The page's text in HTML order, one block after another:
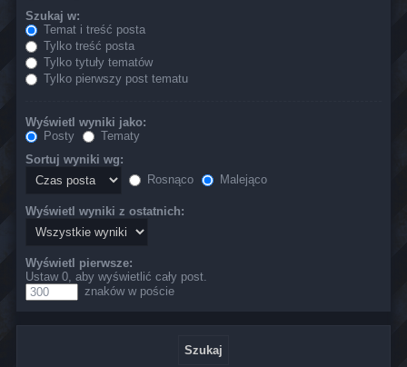
Szukaj w:
Temat i treść posta
Tylko treść posta
Tylko tytuły tematów
Tylko pierwszy post tematu
Wyświetl wyniki jako:
Posty
Tematy
Sortuj wyniki wg:
Rosnąco
Malejąco
Wyświetl wyniki z ostatnich:
Wyświetl pierwsze:
Ustaw 0, aby wyświetlić cały post.
znaków w poście